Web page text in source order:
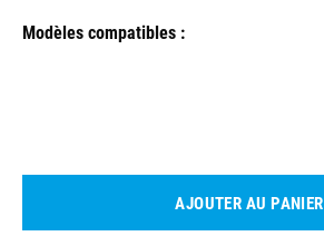
Modèles compatibles :
AJOUTER AU PANIER